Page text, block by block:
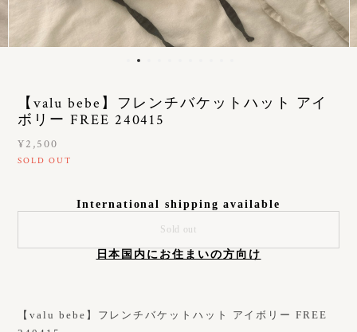
【valu bebe】フレンチバケットハット アイ
ボリー FREE 240415
¥2,500
SOLD OUT
International shipping available
Sold out
日本国内にお住まいの方向け
【valu bebe】フレンチバケットハット アイボリー FREE